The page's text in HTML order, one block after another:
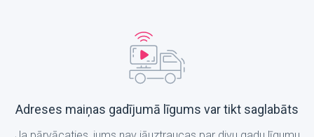
Adreses maiņas gadījumā līgums var tikt saglabāts